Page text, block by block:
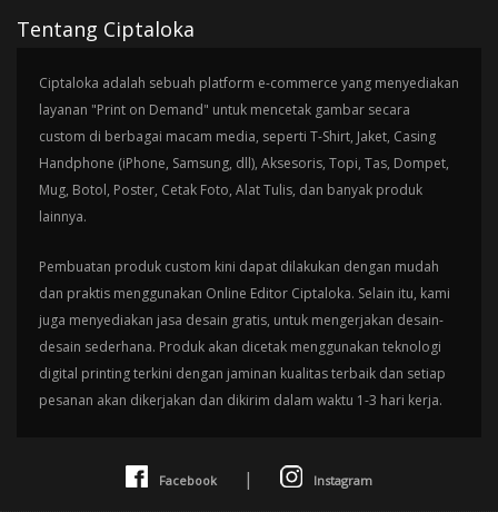
Tentang Ciptaloka
Ciptaloka adalah sebuah platform e-commerce yang menyediakan
layanan "Print on Demand" untuk mencetak gambar secara
custom di berbagai macam media, seperti T-Shirt, Jaket, Casing
Handphone (iPhone, Samsung, dll), Aksesoris, Topi, Tas, Dompet,
Mug, Botol, Poster, Cetak Foto, Alat Tulis, dan banyak produk
lainnya.
Pembuatan produk custom kini dapat dilakukan dengan mudah
dan praktis menggunakan Online Editor Ciptaloka. Selain itu, kami
juga menyediakan jasa desain gratis, untuk mengerjakan desain-
desain sederhana. Produk akan dicetak menggunakan teknologi
digital printing terkini dengan jaminan kualitas terbaik dan setiap
pesanan akan dikerjakan dan dikirim dalam waktu 1-3 hari kerja.
Facebook | Instagram